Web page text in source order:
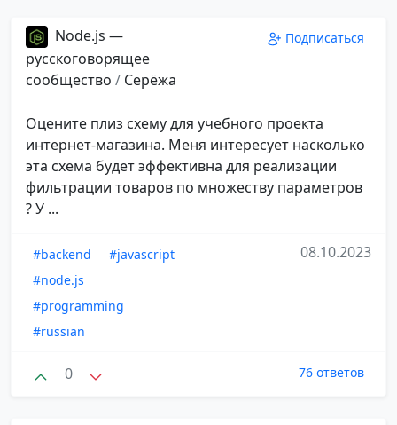
Node.js —
русскоговорящее
сообщество / Серёжа
Подписаться
Оцените плиз схему для учебного проекта
интернет-магазина. Меня интересует насколько
эта схема будет эффективна для реализации
фильтрации товаров по множеству параметров
? У ...
#backend
#javascript
#node.js
#programming
#russian
08.10.2023
0 76 ответов